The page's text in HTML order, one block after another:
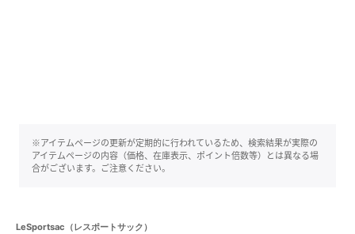
※アイテムページの更新が定期的に行われているため、検索結果が実際の
アイテムページの内容（価格、在庫表示、ポイント倍数等）とは異なる場
合がございます。ご注意ください。
LeSportsac（レスポートサック）